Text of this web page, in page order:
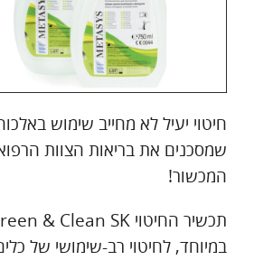
חיטוי יעיל לא מחייב שימוש
שמסכנים את בריאות הצוות
המכשור!
במיוחד, לחיטוי רב-שימושי של